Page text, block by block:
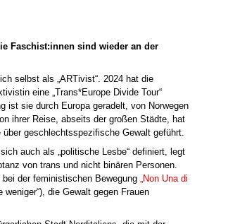
Faschist:innen sind wieder an der
selbst als „ARTivist“. 2024 hat die
eine „Trans*Europe Divide Tour“
ist sie durch Europa geradelt, von Norwegen
ihrer Reise, abseits der großen Städte, hat
geschlechtsspezifische Gewalt geführt.
auch als „politische Lesbe“ definiert, legt
von trans und nicht binären Personen.
der feministischen Bewegung
„Non Una di
weniger“), die Gewalt gegen Frauen